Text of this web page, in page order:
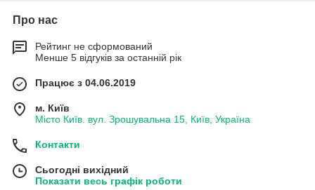
Про нас
Рейтинг не сформований
Менше 5 відгуків за останній рік
Працює з 04.06.2019
м. Київ
Місто Київ. вул. Зрошувальна 15, Київ, Україна
Контакти
Сьогодні вихідний
Показати весь графік роботи